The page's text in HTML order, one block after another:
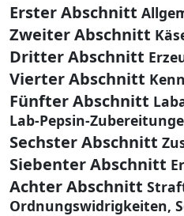
Erster Abschnitt
Zweiter Abschnitt
Dritter Abschnitt
Vierter Abschnitt
Fünfter Abschnitt
Lab-Pepsin-
Sechster Abschnitt
Siebenter Abschnitt
Achter Abschnitt
Ordnungswidrigkeiten,